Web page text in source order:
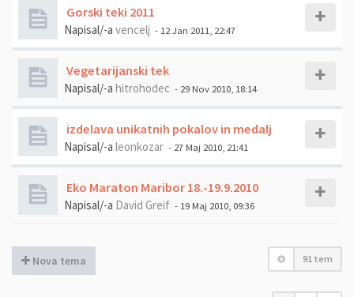
Gorski teki 2011
Napisal/-a vencelj - 12 Jan 2011, 22:47
Vegetarijanski tek
Napisal/-a hitrohodec - 29 Nov 2010, 18:14
izdelava unikatnih pokalov in medalj
Napisal/-a leonkozar - 27 Maj 2010, 21:41
Eko Maraton Maribor 18.-19.9.2010
Napisal/-a David Greif - 19 Maj 2010, 09:36
Nova tema 91 tem